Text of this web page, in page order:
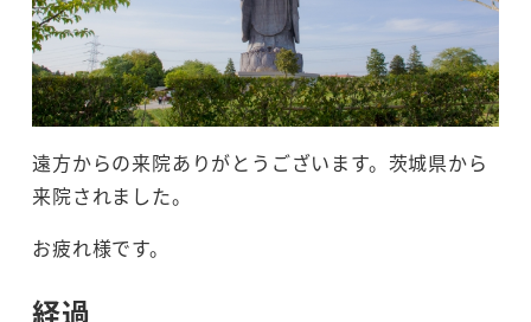
遠方からの来院ありがとうございます。茨城県から
来院されました。
お疲れ様です。
経過